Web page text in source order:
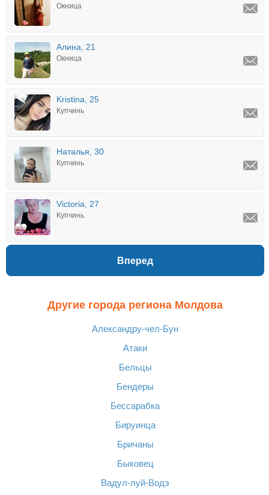
Окница
Алина, 21
Окница
Kristina, 25
Купчинь
Наталья, 30
Купчинь
Victoria, 27
Купчинь
Вперед
Другие города региона Молдова
Александру-чел-Бун
Атаки
Бельцы
Бендеры
Бессарабка
Бируинца
Бричаны
Быковец
Вадул-луй-Водэ